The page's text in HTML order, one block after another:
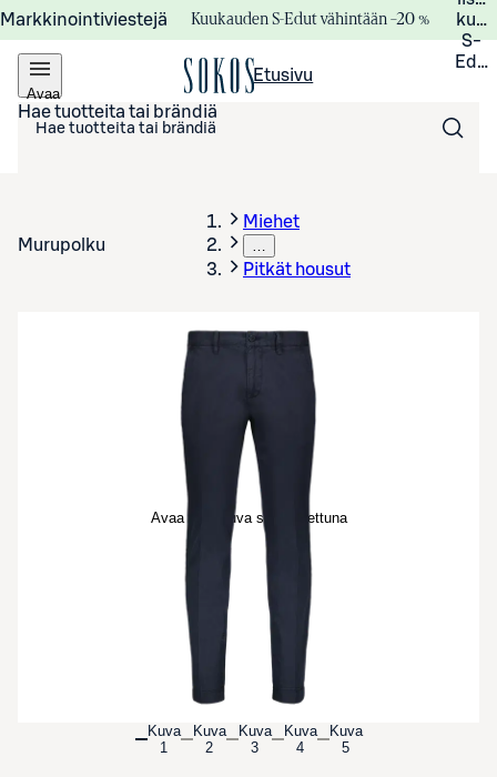
Markkinointiviestejä Kuukauden S-Edut vähintään –20 %
S-
Avaa
valikko
Etusivu
Hae tuotteita tai brändiä
Murupolku
Miehet
…
Pitkät housut
Avaa tuotekuva suurennettuna
Kuva
1
Kuva
2
Kuva
3
Kuva
4
Kuva
5